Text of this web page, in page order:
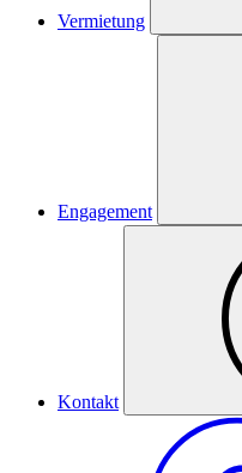
Vermietung
Engagement
Kontakt